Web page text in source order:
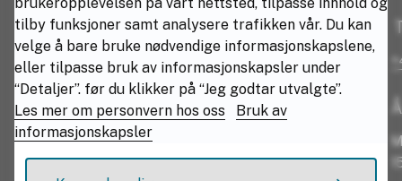
tilby funksjoner samt analysere trafikken vår. Du kan
velge å bare bruke nødvendige informasjonskapslene,
eller tilpasse bruk av informasjonskapsler under
“Detaljer”. før du klikker på “Jeg godtar utvalgte”.
Les mer om personvern hos oss
Bruk av
informasjonskapsler